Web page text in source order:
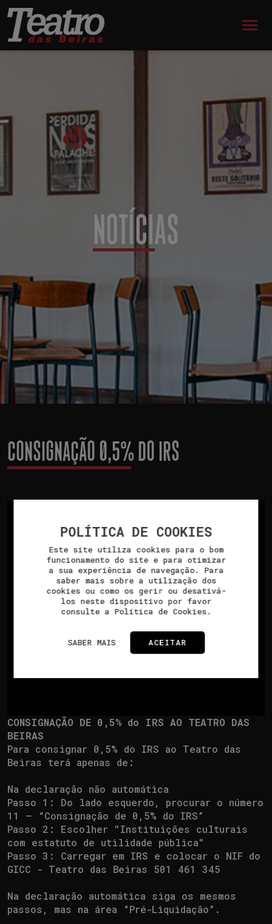
POLÍTICA DE COOKIES
Este site utiliza cookies para o bom
funcionamento do site e para otimizar
a sua experiência de navegação. Para
saber mais sobre a utilização dos
cookies ou como os gerir ou desativá-
los neste dispositivo por favor
consulte a Política de Cookies.
SABER MAIS ACEITAR
NOTÍCIAS
CONSIGNAÇÃO 0,5% DO IRS
CONSIGNAÇÃO DE 0,5% do IRS AO TEATRO DAS
BEIRAS
Para consignar 0,5% do IRS ao Teatro das
Beiras terá apenas de:
Na declaração não automática
Passo 1: Do lado esquerdo, procurar o número
11 – “Consignação de 0,5% do IRS”
Passo 2: Escolher "Instituições culturais
com estatuto de utilidade pública"
Passo 3: Carregar em IRS e colocar o NIF do
GICC - Teatro das Beiras 501 461 345
Na declaração automática siga os mesmos
passos, mas na área “Pré-Liquidação”.